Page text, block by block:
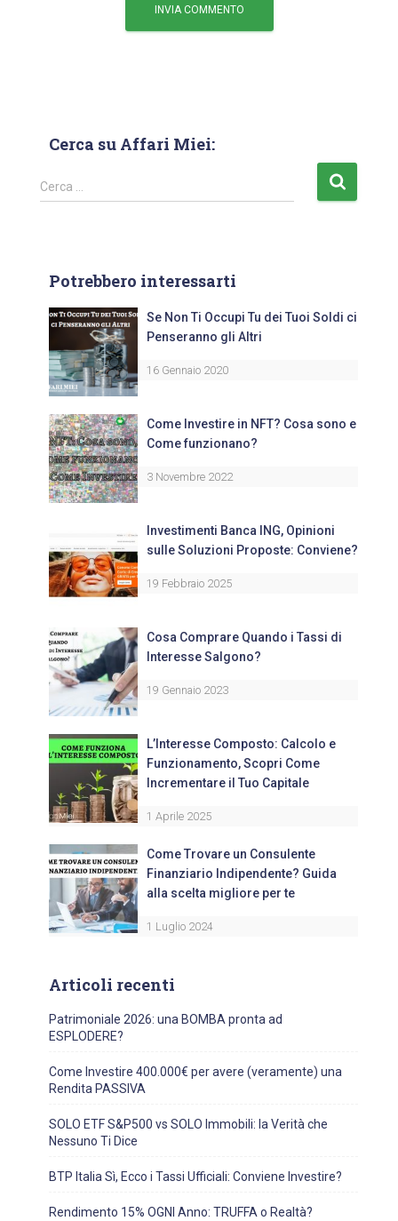
Cerca su Affari Miei:
Cerca …
Potrebbero interessarti
Se Non Ti Occupi Tu dei Tuoi Soldi ci
Penseranno gli Altri
16 Gennaio 2020
Come Investire in NFT? Cosa sono e
Come funzionano?
3 Novembre 2022
Investimenti Banca ING, Opinioni
sulle Soluzioni Proposte: Conviene?
19 Febbraio 2025
Cosa Comprare Quando i Tassi di
Interesse Salgono?
19 Gennaio 2023
L’Interesse Composto: Calcolo e
Funzionamento, Scopri Come
Incrementare il Tuo Capitale
1 Aprile 2025
Come Trovare un Consulente
Finanziario Indipendente? Guida
alla scelta migliore per te
1 Luglio 2024
Articoli recenti
Patrimoniale 2026: una BOMBA pronta ad
ESPLODERE?
Come Investire 400.000€ per avere (veramente) una
Rendita PASSIVA
SOLO ETF S&P500 vs SOLO Immobili: la Verità che
Nessuno Ti Dice
BTP Italia Sì, Ecco i Tassi Ufficiali: Conviene Investire?
Rendimento 15% OGNI Anno: TRUFFA o Realtà?